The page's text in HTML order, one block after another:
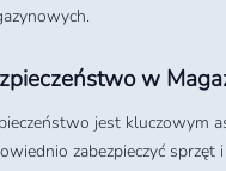
w
jest kluczowym
zabezpieczyć